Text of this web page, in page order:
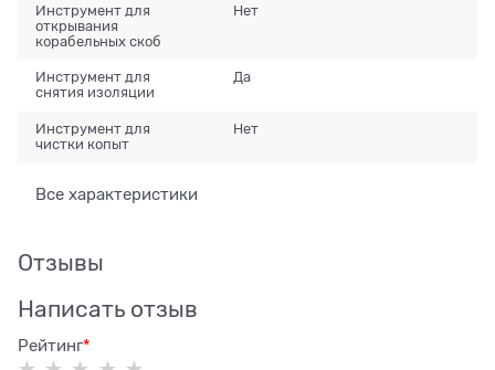
Инструмент для
открывания
корабельных скоб
Нет
Инструмент для
снятия изоляции
Да
Инструмент для
чистки копыт
Нет
Все характеристики
Отзывы
Написать отзыв
Рейтинг